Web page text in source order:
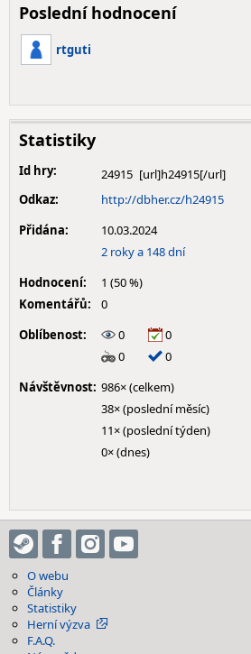
Poslední hodnocení
rtguti
Statistiky
Id hry:
24915
Odkaz:
http://dbher.cz/h24915
Přidána:
10.03.2024
2 roky a 148 dní
Hodnocení:
1 (50 %)
Komentářů:
0
Oblíbenost:
0
0
0
0
Návštěvnost: 986× (celkem)
38× (poslední měsíc)
11× (poslední týden)
0× (dnes)
O webu
Články
Statistiky
Herní výzva
F.A.Q.